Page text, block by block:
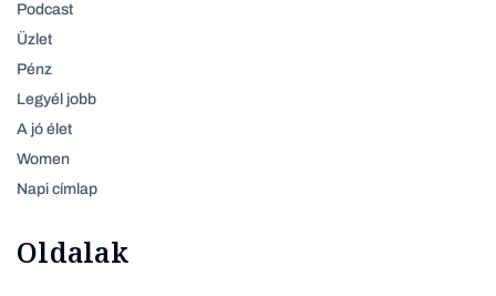
Podcast
Üzlet
Pénz
Legyél jobb
A jó élet
Women
Napi címlap
Oldalak